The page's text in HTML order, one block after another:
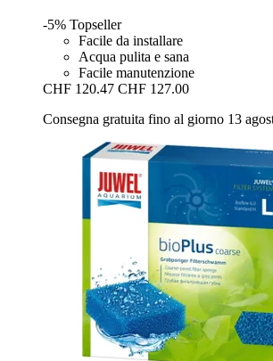
-5% Topseller
Facile da installare
Acqua pulita e sana
Facile manutenzione
CHF 120.47 CHF 127.00
Consegna gratuita fino al giorno 13